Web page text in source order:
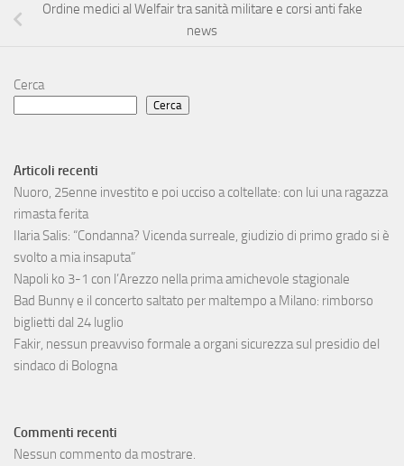
Ordine medici al Welfair tra sanità militare e corsi anti fake
news
Cerca
Cerca
Articoli recenti
Nuoro, 25enne investito e poi ucciso a coltellate: con lui una ragazza
rimasta ferita
Ilaria Salis: “Condanna? Vicenda surreale, giudizio di primo grado si è
svolto a mia insaputa”
Napoli ko 3-1 con l’Arezzo nella prima amichevole stagionale
Bad Bunny e il concerto saltato per maltempo a Milano: rimborso
biglietti dal 24 luglio
Fakir, nessun preavviso formale a organi sicurezza sul presidio del
sindaco di Bologna
Commenti recenti
Nessun commento da mostrare.